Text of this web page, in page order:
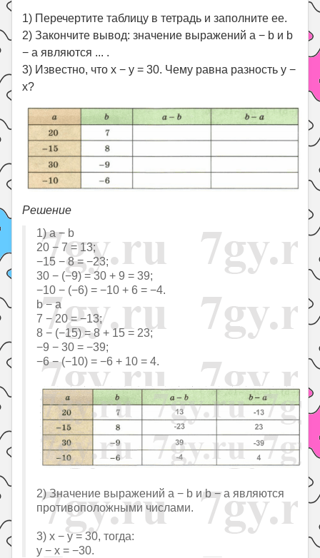
1) Перечертите таблицу в тетрадь и заполните ее.
2) Закончите вывод: значение выражений a − b и b
− a являются ... .
3) Известно, что x − y = 30. Чему равна разность y −
x?
Решение
1) a − b
20 − 7 = 13;
−15 − 8 = −23;
30 − (−9) = 30 + 9 = 39;
−10 − (−6) = −10 + 6 = −4.
b − a
7 − 20 = −13;
8 − (−15) = 8 + 15 = 23;
−9 − 30 = −39;
−6 − (−10) = −6 + 10 = 4.
2) Значение выражений a − b и b − a являются
противоположными числами.
3) x − y = 30, тогда:
y − x = −30.